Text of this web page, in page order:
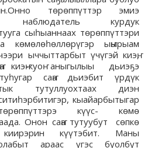
төрөппүттэр эмиэ
наблюдатель курдук
сыһыаннаах төрөппүттэри
көмөлөһөллөрүгэр ыҥырыам
ыччыттарбыт үчүгэй киэҥ,
киэҥ-куоҥ аныгылыы дьиэҕэ
саҥа дьиэбит үрдүк
тутуллуохтаах диэн
кыайарбытыгар
күүс- көмө
Онон саҥа тутуубут сөпкө
киирэрин күүтэбит. Маны
араас үгэс буолбут